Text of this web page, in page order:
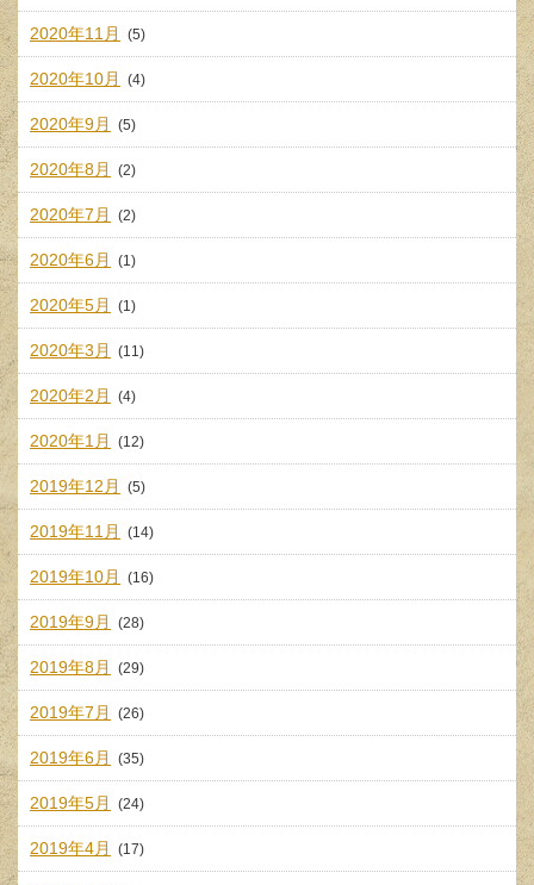
2020年11月 (5)
2020年10月 (4)
2020年9月 (5)
2020年8月 (2)
2020年7月 (2)
2020年6月 (1)
2020年5月 (1)
2020年3月 (11)
2020年2月 (4)
2020年1月 (12)
2019年12月 (5)
2019年11月 (14)
2019年10月 (16)
2019年9月 (28)
2019年8月 (29)
2019年7月 (26)
2019年6月 (35)
2019年5月 (24)
2019年4月 (17)